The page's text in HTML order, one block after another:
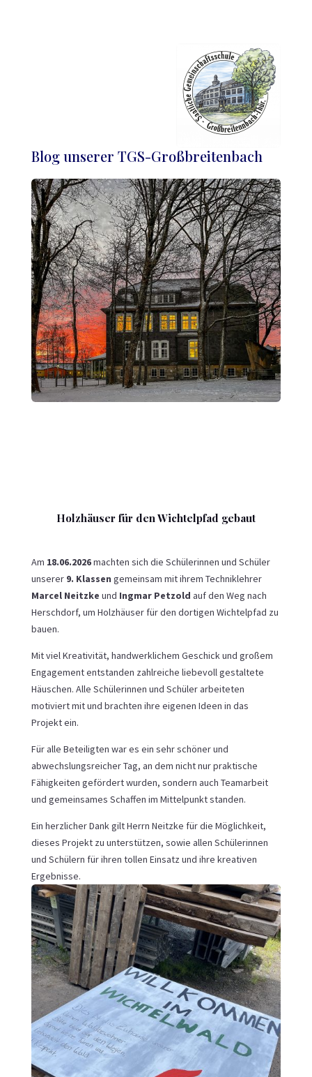
Blog unserer TGS-Großbreitenbach
Holzhäuser für den Wichtelpfad gebaut
Am 18.06.2026machten sich die Schülerinnen und Schüler
unserer 9. Klassen gemeinsam mit ihrem Techniklehrer
Marcel Neitzke und Ingmar Petzold auf den Weg nach
Herschdorf, um Holzhäuser für den dortigen Wichtelpfad zu
bauen.
Mit viel Kreativität, handwerklichem Geschick und großem
Engagement entstanden zahlreiche liebevoll gestaltete
Häuschen. Alle Schülerinnen und Schüler arbeiteten
motiviert mit und brachten ihre eigenen Ideen in das
Projekt ein.
Für alle Beteiligten war es ein sehr schöner und
abwechslungsreicher Tag, an dem nicht nur praktische
Fähigkeiten gefördert wurden, sondern auch Teamarbeit
und gemeinsames Schaffen im Mittelpunkt standen.
Ein herzlicher Dank gilt Herrn Neitzke für die Möglichkeit,
dieses Projekt zu unterstützen, sowie allen Schülerinnen
und Schülern für ihren tollen Einsatz und ihre kreativen
Ergebnisse.